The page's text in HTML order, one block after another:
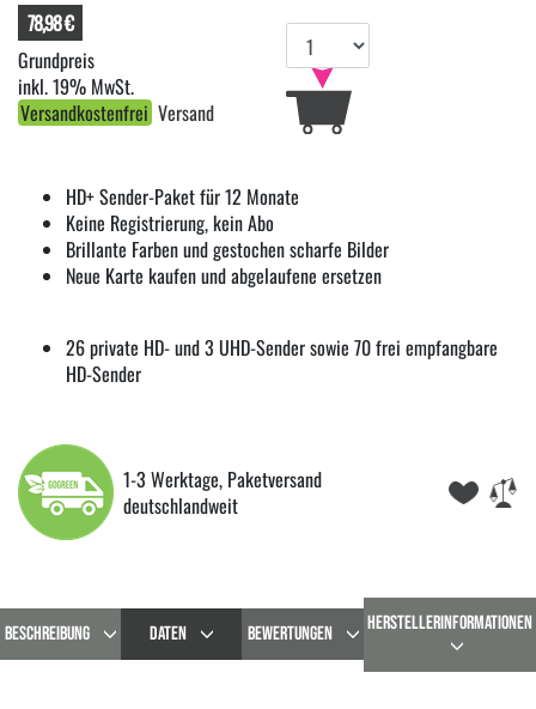
HD+ Sender-Paket für 12 Monate
Keine Registrierung, kein Abo
Brillante Farben und gestochen scharfe Bilder
Neue Karte kaufen und abgelaufene ersetzen
26 private HD- und 3 UHD-Sender sowie 70 frei empfangbare
HD-Sender
1-3 Werktage, Paketversand
deutschlandweit
78,98 €
inkl. 19% MwSt.
Versandkostenfrei Versand
BESCHREIBUNG DATEN BEWERTUNGEN HERSTELLERINFORMATIONEN